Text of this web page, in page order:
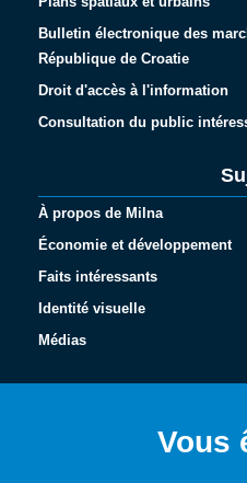
Bulletin électronique des
République de Croatie
Droit d'accès à l'information
Consultation du public
À propos de Milna
Économie et développement
Faits intéressants
Identité visuelle
Médias
Vous